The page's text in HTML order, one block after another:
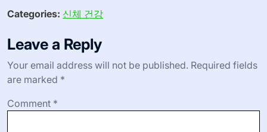
Categories: 신체 건강
Leave a Reply
Your email address will not be published. Required fields
are marked *
Comment *